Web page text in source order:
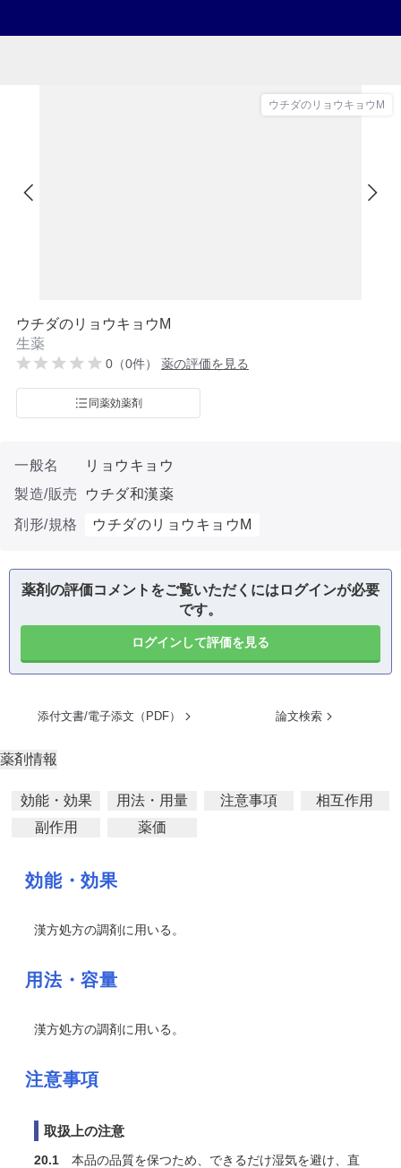
ウチダのリョウキョウM
ウチダのリョウキョウM
生薬
0（0件） 薬の評価を見る
同薬効薬剤
一般名
リョウキョウ
製造/販売
ウチダ和漢薬
剤形/規格
ウチダのリョウキョウM
薬剤の評価コメントをご覧いただくにはログインが必要
です。
ログインして評価を見る
添付文書/電子添文（PDF） 論文検索
薬剤情報
効能・効果 用法・用量 注意事項
相互作用
副作用
薬価
効能・効果
漢方処方の調剤に用いる。
用法・容量
漢方処方の調剤に用いる。
注意事項
取扱上の注意
20.1 本品の品質を保つため、できるだけ湿気を避け、直